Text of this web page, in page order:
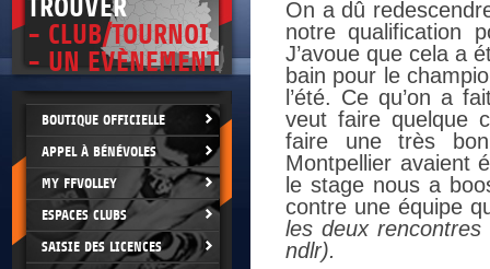
TROUVER
- CLUB/TOURNOI
- UN EVÈNEMENT
BOUTIQUE OFFICIELLE
APPEL À BÉNÉVOLES
MY FFVOLLEY
ESPACES CLUBS
SAISIE DES LICENCES
On a dû
notre qualification
J’avoue que cela a
bain pour le
l’été. Ce qu’on a
veut faire quelque
faire une très
Montpellier avaient
le stage nous a
contre une équipe
les deux rencontres
ndlr).